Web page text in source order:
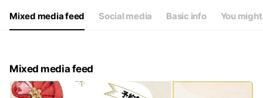
Sat
09:00 - 18:00
Mixed media feed Social media Basic info You
Mixed media feed